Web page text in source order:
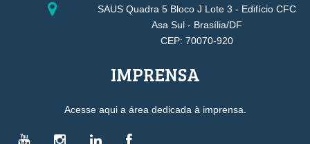
SAUS Quadra 5 Bloco J Lote 3 - Edifício CFC
Asa Sul - Brasília/DF
CEP: 70070-920
IMPRENSA
Acesse aqui a área dedicada à imprensa.